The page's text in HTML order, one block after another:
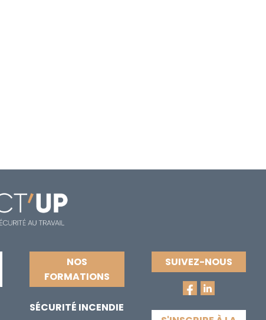
NOS
FORMATIONS
SÉCURITÉ INCENDIE
SUIVEZ-NOUS